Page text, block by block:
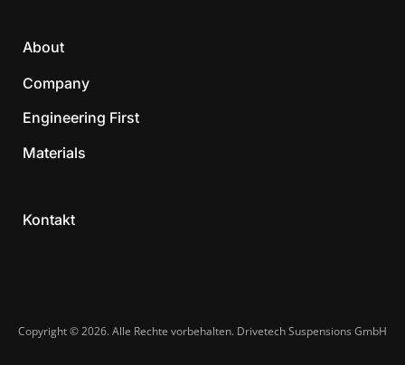
About
Company
Engineering First
Materials
Kontakt
Copyright © 2026. Alle Rechte vorbehalten. Drivetech Suspensions GmbH​